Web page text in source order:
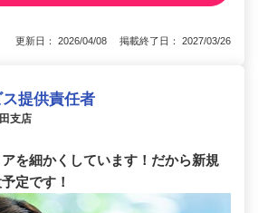
更新日： 2026/04/08 掲載終了日： 2027/03/26
提供責任者
支店
を細かくしています！だから新規
定です！